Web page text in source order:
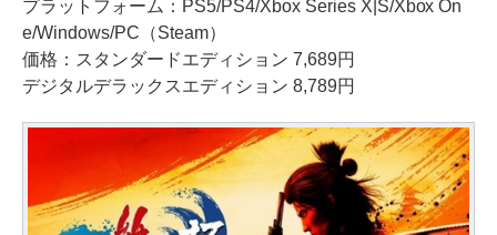
プラットフォーム：PS5/PS4/Xbox Series X|S/Xbox On
e/Windows/PC（Steam）
価格：スタンダードエディション 7,689円
デジタルデラックスエディション 8,789円